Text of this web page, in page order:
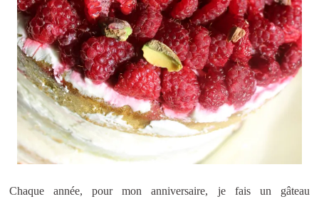
Chaque année, pour mon anniversaire, je fais un gâteau